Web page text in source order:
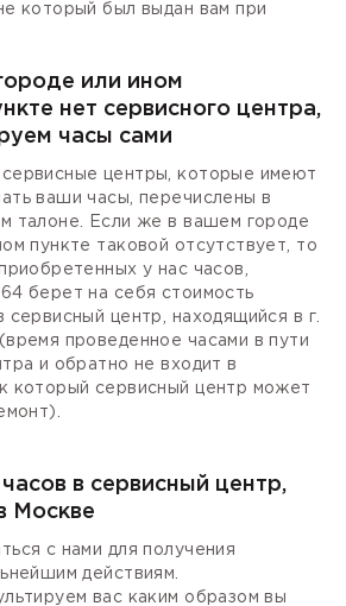
который был выдан вам при
или ином
нет сервисного центра,
часы сами
центры, которые имеют
ваши часы, перечислены в
талоне. Если же в вашем городе
пункте таковой отсутствует, то
у нас часов,
берет на себя стоимость
сервисный центр, находящийся в г.
проведенное часами в пути
и обратно не входит в
который сервисный центр может
в сервисный центр,
Москве
с нами для получения
действиям.
вас каким образом вы